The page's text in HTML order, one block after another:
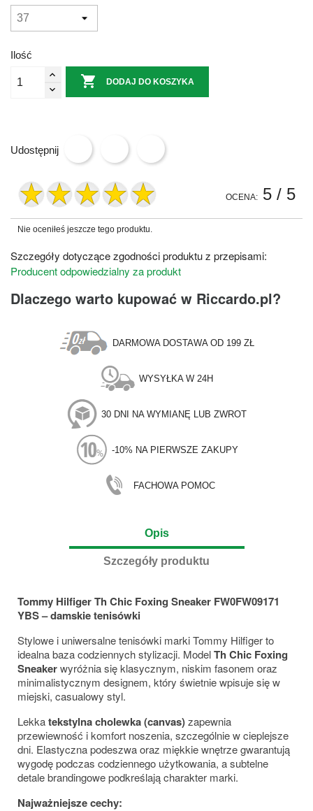
Ilość
 DODAJ DO KOSZYKA
Udostępnij
OCENA: 5 / 5
Nie oceniłeś jeszcze tego produktu.
Szczegóły dotyczące zgodności produktu z przepisami:
Producent odpowiedzialny za produkt
Dlaczego warto kupować w Riccardo.pl?
DARMOWA DOSTAWA OD 199 ZŁ
WYSYŁKA W 24H
30 DNI NA WYMIANĘ LUB ZWROT
-10% NA PIERWSZE ZAKUPY
FACHOWA POMOC
Opis
Szczegóły produktu
Tommy Hilfiger Th Chic Foxing Sneaker FW0FW09171
YBS – damskie tenisówki
Stylowe i uniwersalne tenisówki markiTommy Hilfigerto
idealna baza codziennych stylizacji. ModelTh Chic Foxing
Sneakerwyróżnia się klasycznym, niskim fasonem oraz
minimalistycznym designem, który świetnie wpisuje się w
miejski, casualowy styl.
Lekkatekstylna cholewka (canvas)zapewnia
przewiewność i komfort noszenia, szczególnie w cieplejsze
dni. Elastyczna podeszwa oraz miękkie wnętrze gwarantują
wygodę podczas codziennego użytkowania, a subtelne
detale brandingowe podkreślają charakter marki.
Najważniejsze cechy: